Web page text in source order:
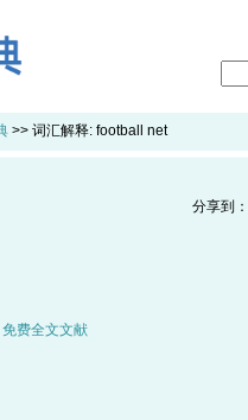
>> 词汇解释: football net
分享到：
免费全文文献